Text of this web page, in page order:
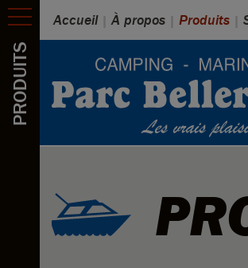
PRODUITS
Accueil À propos Produits